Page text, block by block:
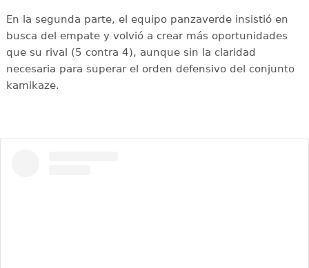
En la segunda parte, el equipo panzaverde insistió en
busca del empate y volvió a crear más oportunidades
que su rival (5 contra 4), aunque sin la claridad
necesaria para superar el orden defensivo del conjunto
kamikaze.